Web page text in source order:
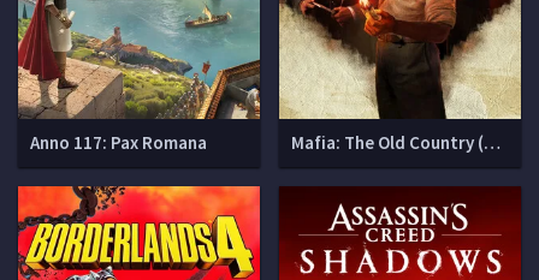
Anno 117: Pax Romana Mafia: The Old Country (Мафия 4)